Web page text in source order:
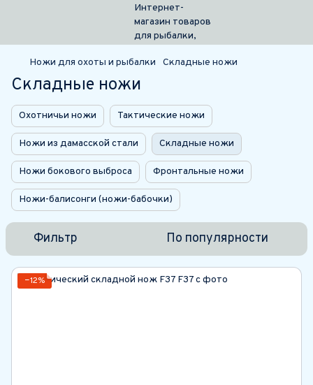
Ножи для охоты и рыбалки Складные ножи
Складные ножи
Охотничьи ножи Тактические ножи
Ножи из дамасской стали Складные ножи
Ножи бокового выброса Фронтальные ножи
Ножи-балисонги (ножи-бабочки)
Фильтр По популярности
−12%